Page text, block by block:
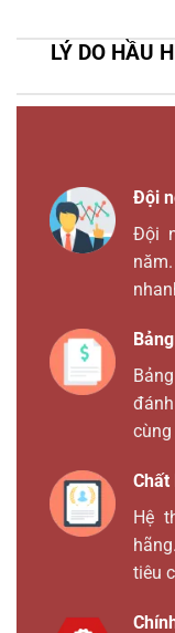
LÝ DO HẦU
Đội
Đội
Chất
Hệ
tiêu